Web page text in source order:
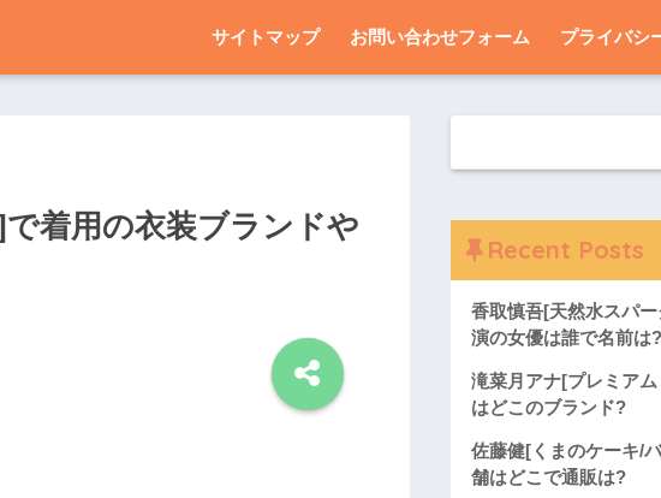
サイトマップ お問い合わせフォーム プライバシ
着用の衣装ブランドや
Recent Posts
香取慎吾[天然水スパ
演の女優は誰で名前は?
滝菜月アナ[プレミア
はどこのブランド?
佐藤健[くまのケーキ/
舗はどこで通販は?